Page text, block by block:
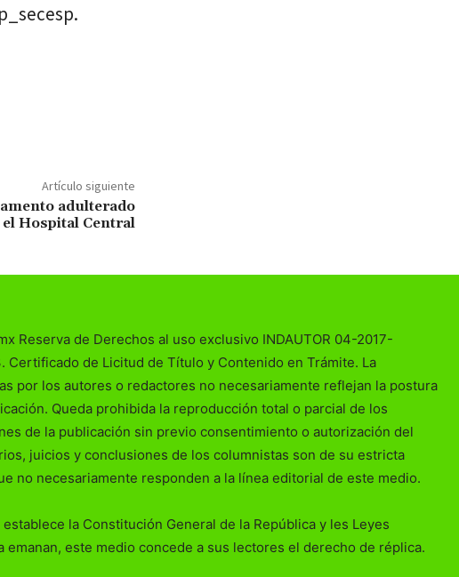
Artículo siguiente
adulterado
Hospital Central
Reserva de Derechos al uso exclusivo INDAUTOR 04-2017-
Certificado de Licitud de Título y Contenido en Trámite. La
por los autores o redactores no necesariamente reflejan la postura
Queda prohibida la reproducción total o parcial de los
de la publicación sin previo consentimiento o autorización del
juicios y conclusiones de los columnistas son de su estricta
no necesariamente responden a la línea editorial de este medio.
la Constitución General de la República y les Leyes
emanan, este medio concede a sus lectores el derecho de réplica.